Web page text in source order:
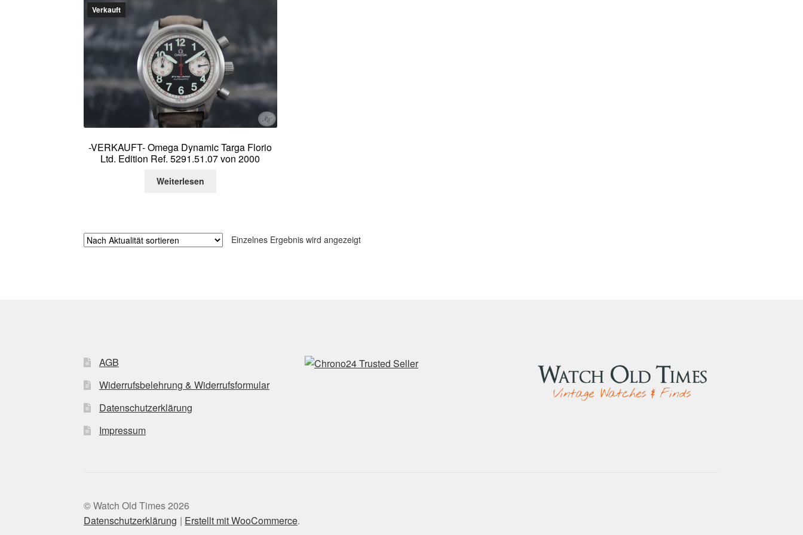
Verkauft
-VERKAUFT- Omega Dynamic Targa Florio
Ltd. Edition Ref. 5291.51.07 von 2000
Weiterlesen
Einzelnes Ergebnis wird angezeigt
AGB
Widerrufsbelehrung & Widerrufsformular
Datenschutzerklärung
Impressum
© Watch Old Times 2026
Datenschutzerklärung
Erstellt mit WooCommerce.